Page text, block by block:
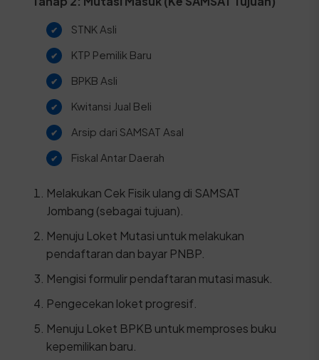
STNK Asli
KTP Pemilik Baru
BPKB Asli
Kwitansi Jual Beli
Arsip dari SAMSAT Asal
Fiskal Antar Daerah
Melakukan Cek Fisik ulang di SAMSAT
Jombang (sebagai tujuan).
Menuju Loket Mutasi untuk melakukan
pendaftaran dan bayar PNBP.
Mengisi formulir pendaftaran mutasi masuk.
Pengecekan loket progresif.
Menuju Loket BPKB untuk memproses buku
kepemilikan baru.